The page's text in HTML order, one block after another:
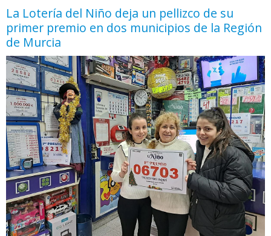
La Lotería del Niño deja un pellizco de su
primer premio en dos municipios de la Región
de Murcia